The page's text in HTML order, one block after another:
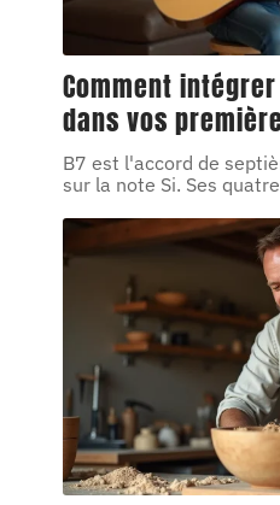
Comment
dans vos
B7 est l'accord de
sur la note Si. Ses